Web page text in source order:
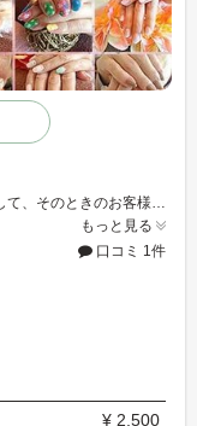
お客様の爪の状態をしっかりとカウンセリングして、そのときのお客様に合ったネイルをご提案させていただいております☆お値打ち価格で指先のキレイを堪能しましょう☆ミ
もっと見る
口コミ 1件
¥ 2,500